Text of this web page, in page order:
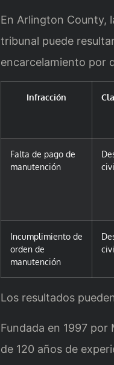
En Arlington County,
tribunal puede
encarcelamiento por
Infracción
Falta de pago de
manutención
Incumplimiento de
orden de
manutención
Los resultados
Fundada en 1997
de 120 años de